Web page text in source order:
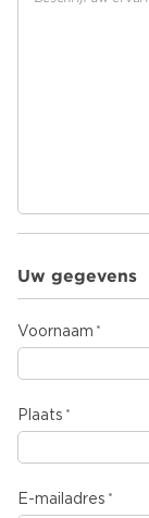
Uw gegevens
Voornaam
Plaats
E-mailadres